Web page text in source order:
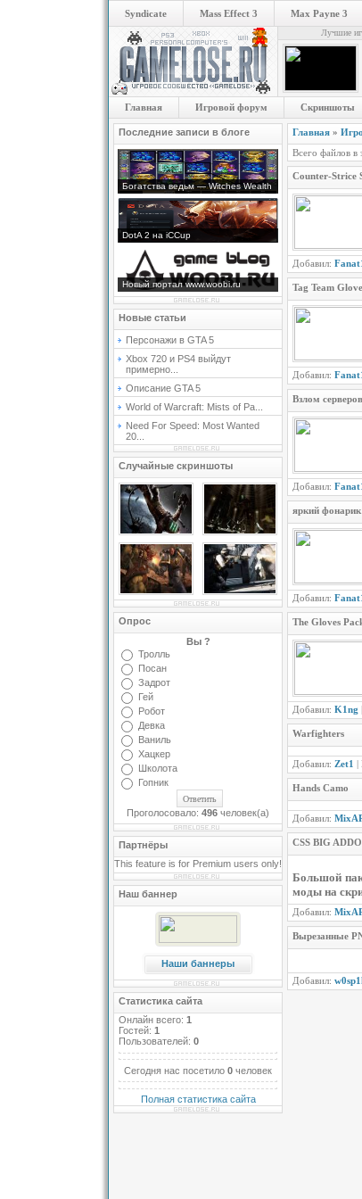
Syndicate Mass Effect 3 Max Payne 3
Лучшие
Главная Игровой форум Скриншоты
Последние записи в блоге
Богатства ведьм — Witches Wealth
DotA 2 на iCCup
Новый портал www.woobi.ru
Новые статьи
Персонажи в GTA 5
Xbox 720 и PS4 выйдут
примерно...
Описание GTA 5
World of Warcraft: Mists of Pa...
Need For Speed: Most Wanted
20...
Случайные скриншоты
Опрос
Вы ?
Тролль
Посан
Задрот
Гей
Робот
Девка
Ваниль
Хацкер
Школота
Гопник
Проголосовало: 496 человек(а)
Партнёры
This feature is for Premium users only!
Наш баннер
Наши баннеры
Статистика сайта
Онлайн всего: 1
Гостей: 1
Пользователей: 0
Сегодня нас посетило 0 человек
Полная статистика сайта
Главная »
Всего файлов в
Counter-Strice
Добавил:
Tag Team
Добавил:
Взлом
Добавил:
яркий фонарик
Добавил:
The Gloves
Добавил: K1ng
Warfighters
Добавил: Zet1 |
Hands Camo
Добавил:
CSS BIG
Большой
моды на
Добавил:
Вырезанные
Добавил: